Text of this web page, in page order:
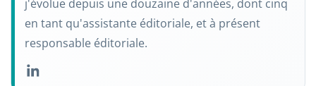
j'évolue depuis une douzaine d'années, dont cinq
en tant qu'assistante éditoriale, et à présent
responsable éditoriale.